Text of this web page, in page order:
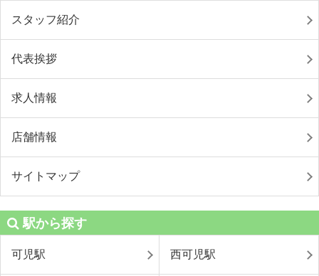
スタッフ紹介
代表挨拶
求人情報
店舗情報
サイトマップ
駅から探す
可児駅 西可児駅